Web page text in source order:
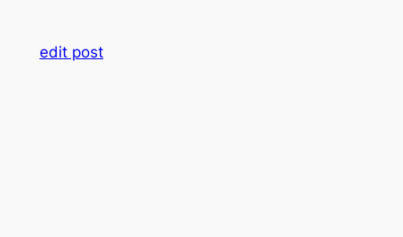
edit post